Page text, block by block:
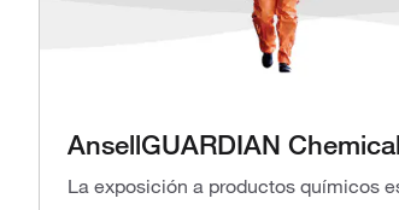
AnsellGUARDIAN Chemical
La exposición a productos químicos